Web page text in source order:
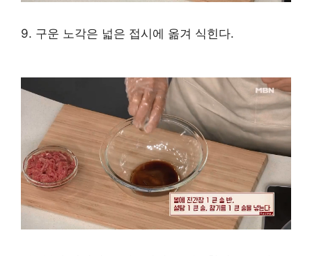
9. 구운 노각은 넓은 접시에 옮겨 식힌다.